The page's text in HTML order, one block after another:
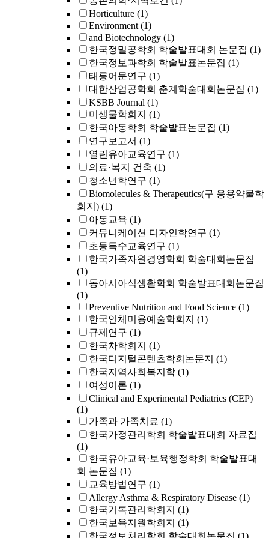
Horticulture (1)
Environment (1)
and Biotechnology (1)
한국정밀공학회 학술발표대회 논문집 (1)
한국정보과학회 학술발표논문집 (1)
태릉어문연구 (1)
대한산업공학회 춘계학술대회논문집 (1)
KSBB Journal (1)
미생물학회지 (1)
한국아동학회 학술발표논문집 (1)
연구보고서 (1)
열린유아교육연구 (1)
의료·복지 건축 (1)
청소년학연구 (1)
Biomolecules & Therapeutics(구 응용약물학
회지) (1)
아동교육 (1)
커뮤니케이션 디자인학연구 (1)
초등특수교육연구 (1)
한국가족자원경영학회 학술대회논문집
(1)
동아시아식생활학회 학술발표대회논문집
(1)
Preventive Nutrition and Food Science (1)
한국인체미용예술학회지 (1)
규제연구 (1)
한국차학회지 (1)
한국디지털콘텐츠학회논문지 (1)
한국지역사회복지학 (1)
여성이론 (1)
Clinical and Experimental Pediatrics (CEP)
(1)
가족과 가족치료 (1)
한국가정관리학회 학술발표대회 자료집
(1)
한국유아교육·보육행정학회 학술발표대
회 논문집 (1)
교육방법연구 (1)
Allergy Asthma & Respiratory Disease (1)
한국기록관리학회지 (1)
한국보육지원학회지 (1)
한국정보처리학회 학술대회논문집 (1)